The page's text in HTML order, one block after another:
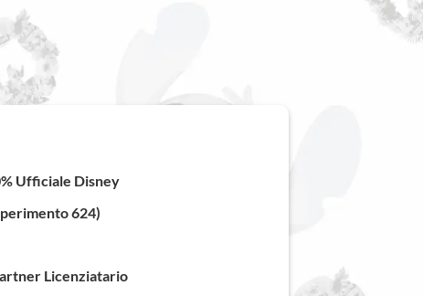
€.
Ufficiale Disney
624)
Licenziatario